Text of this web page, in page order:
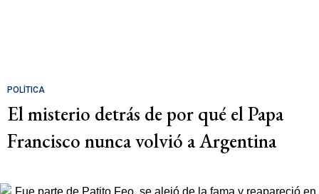
POLÍTICA
El misterio detrás de por qué el Papa
Francisco nunca volvió a Argentina